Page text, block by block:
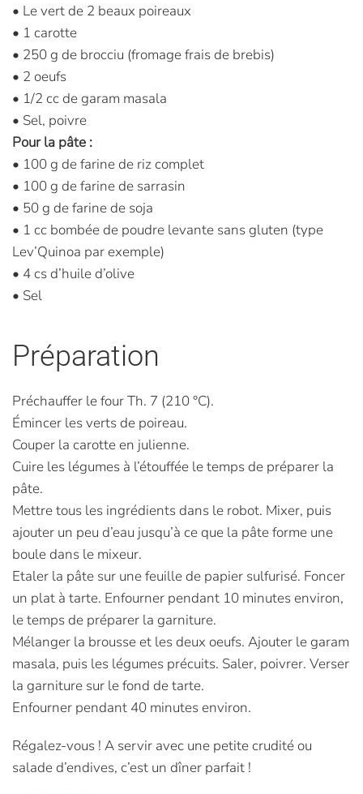
• Le vert de 2 beaux poireaux
• 1 carotte
• 250 g de brocciu (fromage frais de brebis)
• 2 oeufs
• 1/2 cc de garam masala
• Sel, poivre
Pour la pâte :
• 100 g de farine de riz complet
• 100 g de farine de sarrasin
• 50 g de farine de soja
• 1 cc bombée de poudre levante sans gluten (type
Lev’Quinoa par exemple)
• 4 cs d’huile d’olive
• Sel
Préparation
Préchauffer le four Th. 7 (210 °C).
Émincer les verts de poireau.
Couper la carotte en julienne.
Cuire les légumes à l’étouffée le temps de préparer la
pâte.
Mettre tous les ingrédients dans le robot. Mixer, puis
ajouter un peu d’eau jusqu’à ce que la pâte forme une
boule dans le mixeur.
Etaler la pâte sur une feuille de papier sulfurisé. Foncer
un plat à tarte. Enfourner pendant 10 minutes environ,
le temps de préparer la garniture.
Mélanger la brousse et les deux oeufs. Ajouter le garam
masala, puis les légumes précuits. Saler, poivrer. Verser
la garniture sur le fond de tarte.
Enfourner pendant 40 minutes environ.
Régalez-vous ! A servir avec une petite crudité ou
salade d’endives, c’est un dîner parfait !